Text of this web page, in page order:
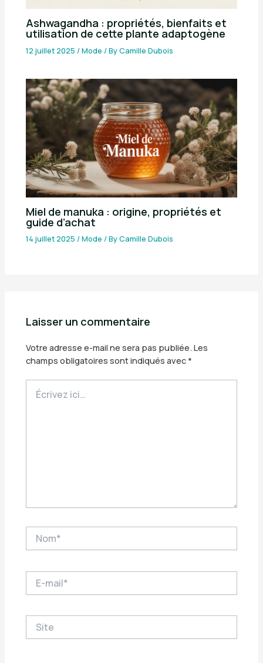
Ashwagandha : propriétés, bienfaits et
utilisation de cette plante adaptogène
12 juillet 2025/Mode / ByCamille Dubois
Miel de manuka : origine, propriétés et
guide d’achat
14 juillet 2025/Mode / ByCamille Dubois
Laisser un commentaire
Votre adresse e-mail ne sera pas publiée. Les
champs obligatoires sont indiqués avec *
ici…
mail*